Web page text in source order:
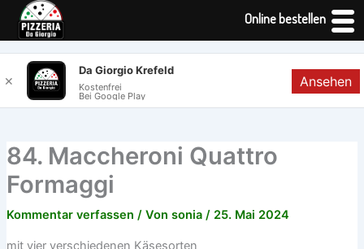
Inhalt
springen
84. Maccheroni Quattro
Formaggi
Kommentar verfassen / Von sonia / 25. Mai 2024
mit vier verschiedenen Käsesorten
Online bestellen
✕
Da Giorgio Krefeld
Kostenfrei
Bei Google Play
Ansehen